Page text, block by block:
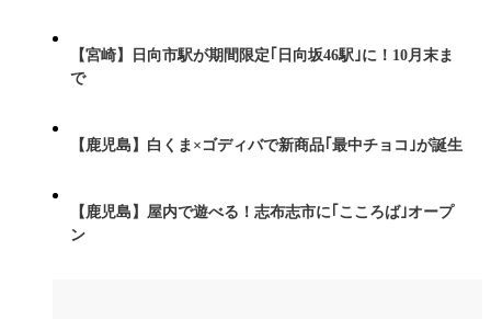
【宮崎】日向市駅が期間限定｢日向坂46駅｣に！10月末ま
で
【鹿児島】白くま×ゴディバで新商品｢最中チョコ｣が誕生
【鹿児島】屋内で遊べる！志布志市に｢こころば｣オープ
ン